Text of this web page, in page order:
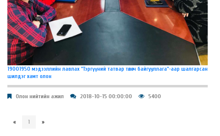
19001950 мэдээллийн лавлах "Тэргүүний татвар төлөгч байгууллага"-аар шалгарсан
шилдэг хамт олон
Олон нийтийн ажил 2018-10-15 00:00:00 5400
« 1 »